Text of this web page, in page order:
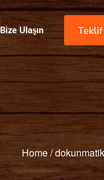
Bize Ulaşın
Home/